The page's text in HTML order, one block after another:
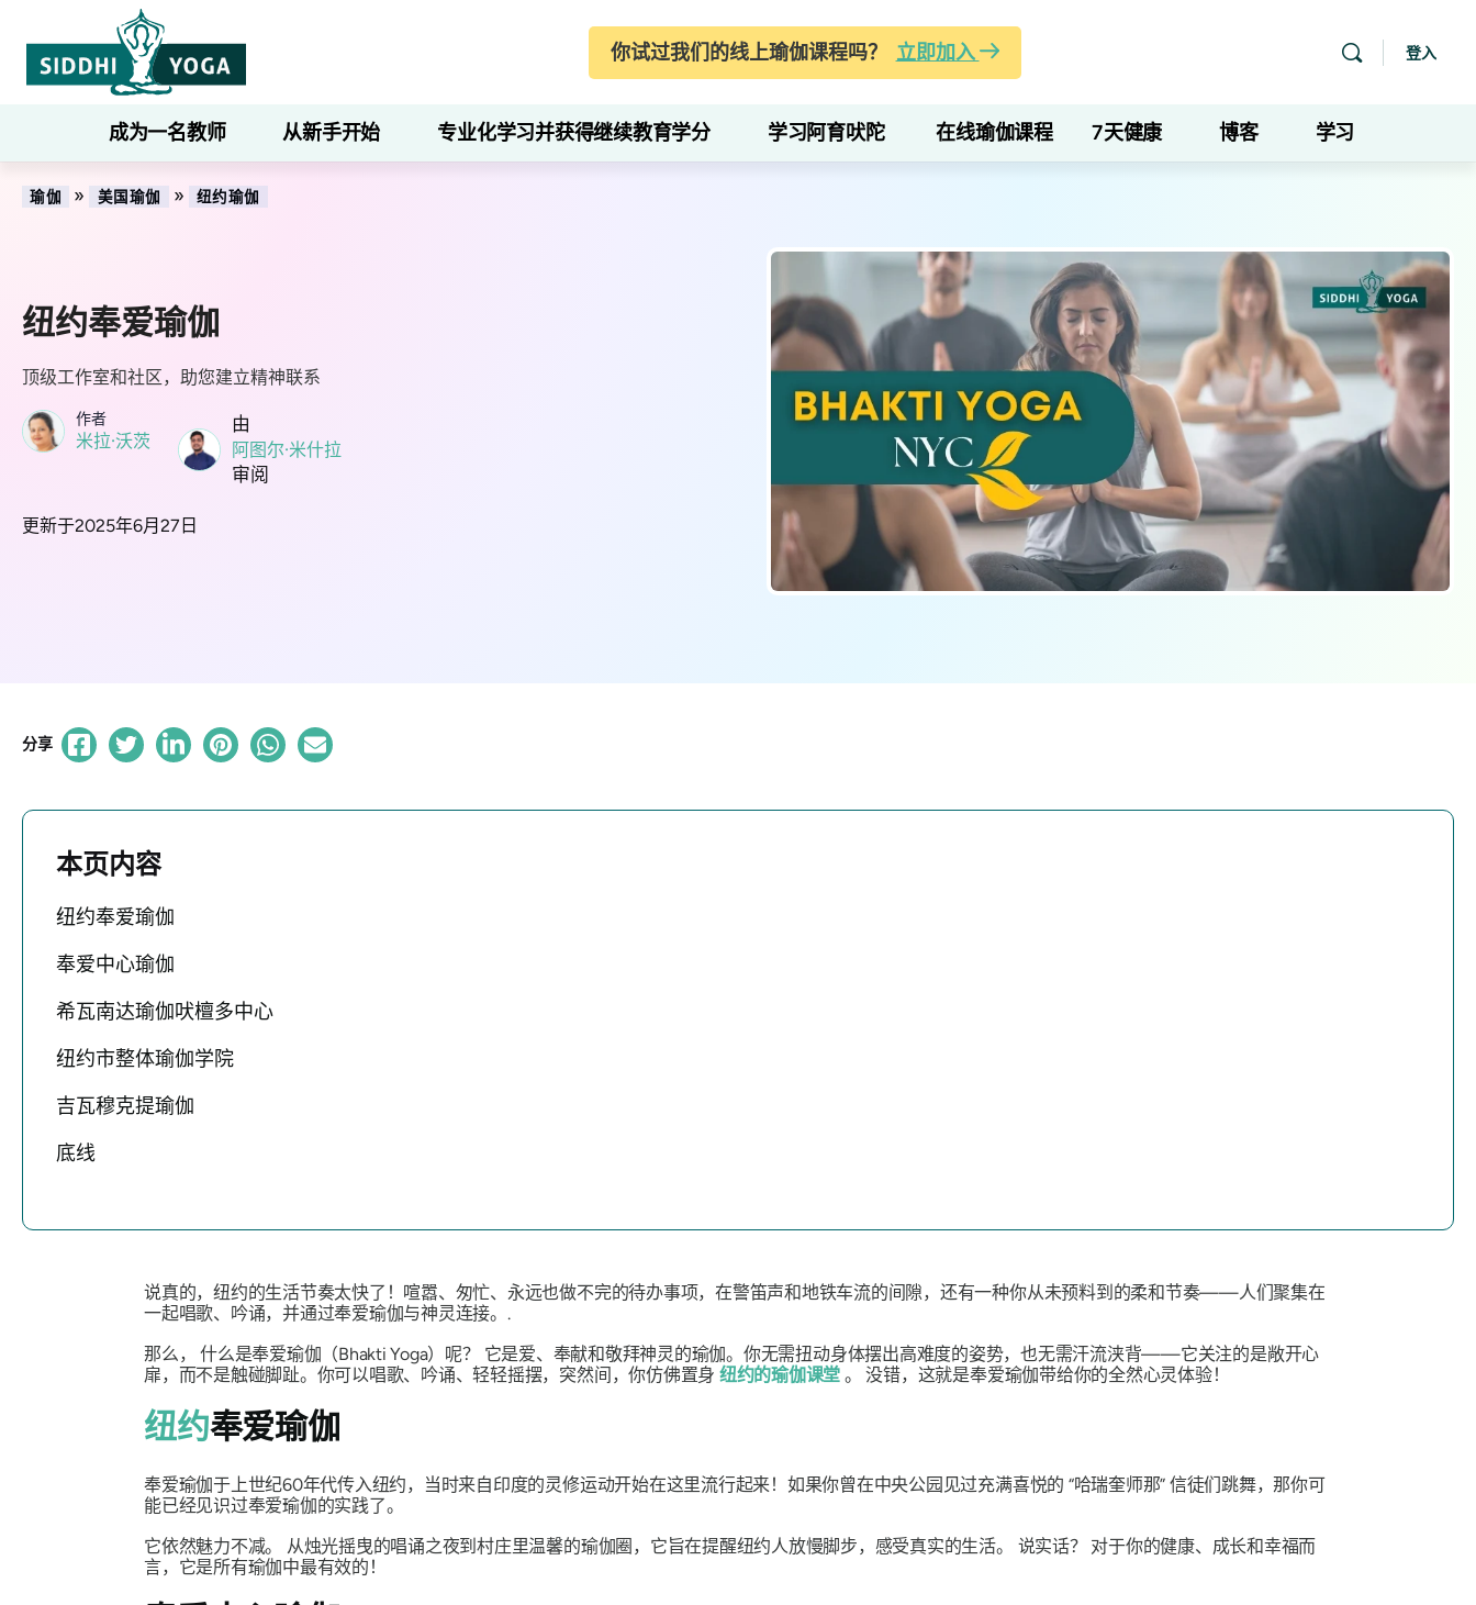
你试过我们的线上瑜伽课程吗？ 立即加入 登入
成为一名教师 从新手开始 专业化学习并获得继续教育学分 学习阿育吠陀 在线瑜伽课程 7天健康 博客 学习
瑜伽 » 美国瑜伽 » 纽约瑜伽
纽约奉爱瑜伽
顶级工作室和社区，助您建立精神联系
作者
米拉·沃茨
由
阿图尔·米什拉
审阅
更新于2025年6月27日
分享
本页内容
纽约奉爱瑜伽
奉爱中心瑜伽
希瓦南达瑜伽吠檀多中心
纽约市整体瑜伽学院
吉瓦穆克提瑜伽
底线
说真的，纽约的生活节奏太快了！喧嚣、匆忙、永远也做不完的待办事项，在警笛声和地铁车流的间隙，还有一种你从未预料到的柔和节奏——人们聚集在
一起唱歌、吟诵，并通过奉爱瑜伽与神灵连接。.
那么，什么是奉爱瑜伽（Bhakti Yoga）呢？
它是爱、奉献和敬拜神灵的瑜伽。你无需扭动身体摆出高难度的姿势，也无需汗流浃背——它关注的是敞开心
扉，而不是触碰脚趾。你可以唱歌、吟诵、轻轻摇摆，突然间，你仿佛置身 纽约的瑜伽课堂 。没错，这就是奉爱瑜伽带给你的全然心灵体验！
纽约奉爱瑜伽
奉爱瑜伽于上世纪60年代传入纽约，当时来自印度的灵修运动开始在这里流行起来！如果你曾在中央公园见过充满喜悦的 “哈瑞奎师那” 信徒们跳舞，那你可
能已经见识过奉爱瑜伽的实践了。
它依然魅力不减。
从烛光摇曳的唱诵之夜到村庄里温馨的瑜伽圈，它旨在提醒纽约人放慢脚步，感受真实的生活。 说实话？ 对于你的健康、成长和幸福而
言，它是所有瑜伽中最有效的！